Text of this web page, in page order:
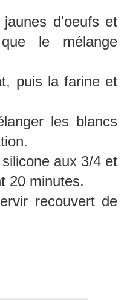
d'oeufs et
le mélange
puis la farine et
les blancs
aux 3/4 et
20 minutes.
recouvert de